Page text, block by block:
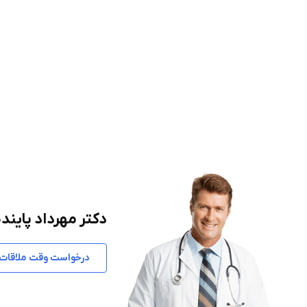
دکتر مهرداد
درخواست وقت ملاقات